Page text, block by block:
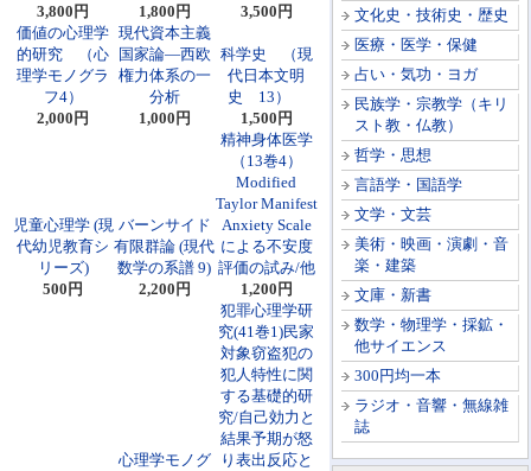
文化史・技術史・歴史
医療・医学・保健
占い・気功・ヨガ
民族学・宗教学（キリ
スト教・仏教）
哲学・思想
言語学・国語学
文学・文芸
美術・映画・演劇・音
楽・建築
文庫・新書
数学・物理学・採鉱・
他サイエンス
300円均一本
ラジオ・音響・無線雑
誌
3,800円
1,800円
3,500円
価値の心理学
的研究 （心
理学モノグラ
フ4）
2,000円
現代資本主義
国家論―西欧
権力体系の一
分析
1,000円
科学史 （現
代日本文明
史 13）
1,500円
児童心理学 (現
代幼児教育シ
リーズ)
500円
バーンサイド
有限群論 (現代
数学の系譜 9)
2,200円
精神身体医学
（13巻4）
Modified
Taylor Manifest
Anxiety Scale
による不安度
評価の試み/他
1,200円
心理学モノグ
犯罪心理学研
究(41巻1)民家
対象窃盗犯の
犯人特性に関
する基礎的研
究/自己効力と
結果予期が怒
り表出反応と